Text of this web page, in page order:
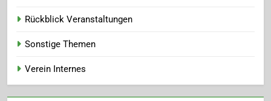
Rückblick Veranstaltungen
Sonstige Themen
Verein Internes